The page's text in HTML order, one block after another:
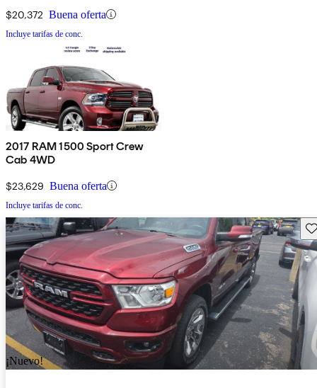
$20,372 Buena oferta
Incluye tarifas de conc.
2017 RAM 1500 Sport Crew
Cab 4WD
$23,629 Buena oferta
Incluye tarifas de conc.
¡Nuevo!